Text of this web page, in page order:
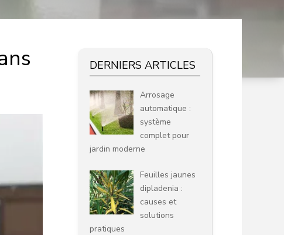
DERNIERS ARTICLES
Arrosage
automatique :
système
complet pour
jardin moderne
Feuilles jaunes
dipladenia :
causes et
solutions
pratiques